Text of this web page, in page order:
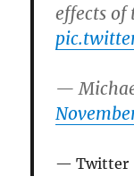
effects of
—
Twitter